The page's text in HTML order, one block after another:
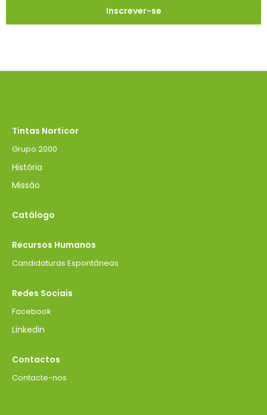
Tintas Norticor
Grupo 2000
História
Missão
Catálogo
Recursos Humanos
Candidaturas Espontâneas
Redes Sociais
Facebook
Linkedin
Contactos
Contacte-nos